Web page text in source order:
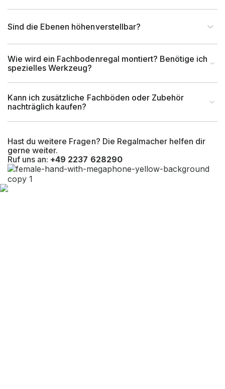
Lagerebene OK
(mm)
Fachhöhe
(mm)
Fachboden und Unterkante
größtmögliche
Fachhöhe
(mm)
ca. 1000 mm zwischen
Unterkante Fachboden
Hast du weitere Fragen? Die Regalmacher helfen dir
gerne weiter.
Ruf uns an: +49 2237 628290
Sind die Ebenen höhenverstellbar?
Wie wird ein Fachbodenregal montiert? Benötige ich
spezielles Werkzeug?
Kann ich zusätzliche Fachböden oder Zubehör
nachträglich kaufen?